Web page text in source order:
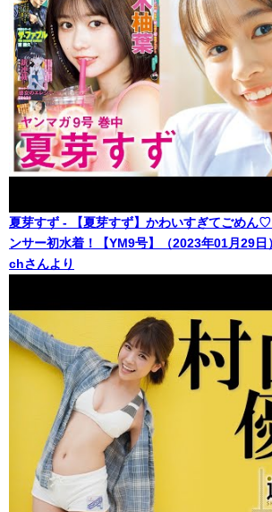
夏芽すず - 【夏芽すず】かわいすぎてごめん
ンサー初水着！【YM9号】（2023年01月29
chさんより